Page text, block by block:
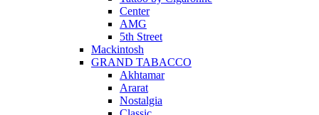
Center
AMG
5th Street
Mackintosh
GRAND TABACCO
Akhtamar
Ararat
Nostalgia